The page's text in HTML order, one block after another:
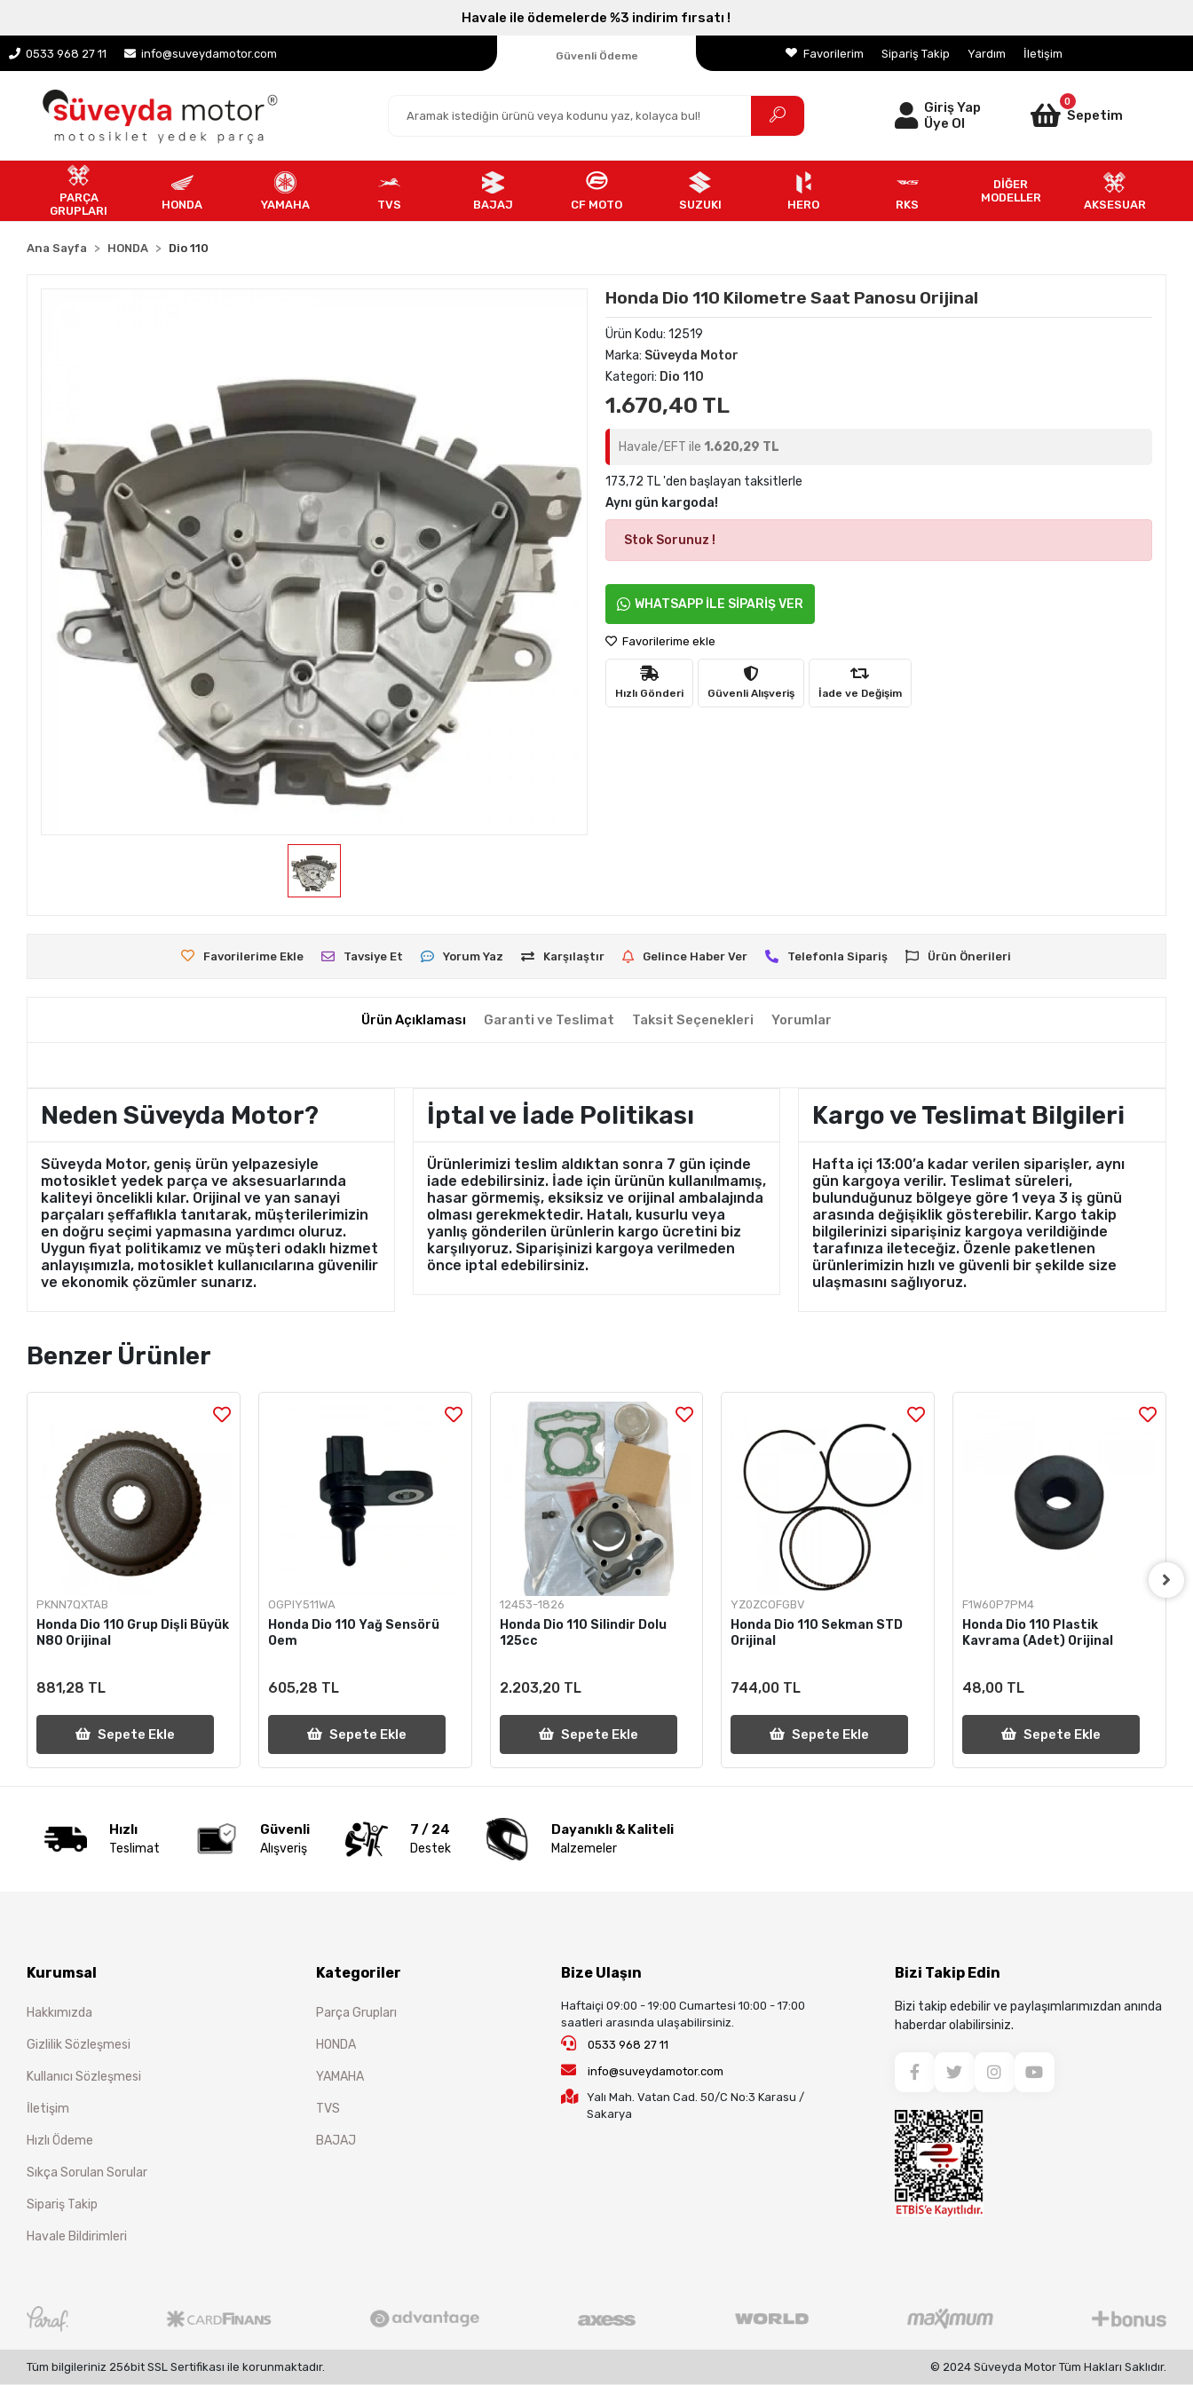
Havale ile ödemelerde %3 indirim fırsatı !
0533 968 27 11 info@suveydamotor.com
Parçanızın Online Adresi
Güvenli Ödeme
Favorilerim Sipariş Takip Yardım İletişim
Giriş Yap
Üye Ol
0
Sepetim
PARÇA
GRUPLARI
HONDA YAMAHA TVS BAJAJ CF MOTO SUZUKI HERO RKS
DİĞER
MODELLER
AKSESUAR
Ana Sayfa HONDA Dio 110
Honda Dio 110 Kilometre Saat Panosu Orijinal
Ürün Kodu: 12519
Marka: Süveyda Motor
Kategori: Dio 110
1.670,40 TL
Havale/EFT ile 1.620,29 TL
173,72 TL 'den başlayan taksitlerle
Aynı gün kargoda!
Stok Sorunuz !
WHATSAPP İLE SİPARİŞ VER
Favorilerime ekle
Hızlı Gönderi Güvenli Alışveriş İade ve Değişim
Favorilerime Ekle Tavsiye Et Yorum Yaz Karşılaştır Gelince Haber Ver Telefonla Sipariş Ürün Önerileri
Ürün Açıklaması Garanti ve Teslimat Taksit Seçenekleri Yorumlar
Neden Süveyda Motor?
Süveyda Motor, geniş ürün yelpazesiyle
motosiklet yedek parça ve aksesuarlarında
kaliteyi öncelikli kılar. Orijinal ve yan sanayi
parçaları şeffaflıkla tanıtarak, müşterilerimizin
en doğru seçimi yapmasına yardımcı oluruz.
Uygun fiyat politikamız ve müşteri odaklı hizmet
anlayışımızla, motosiklet kullanıcılarına güvenilir
ve ekonomik çözümler sunarız.
İptal ve İade Politikası
Ürünlerimizi teslim aldıktan sonra 7 gün içinde
iade edebilirsiniz. İade için ürünün kullanılmamış,
hasar görmemiş, eksiksiz ve orijinal ambalajında
olması gerekmektedir. Hatalı, kusurlu veya
yanlış gönderilen ürünlerin kargo ücretini biz
karşılıyoruz. Siparişinizi kargoya verilmeden
önce iptal edebilirsiniz.
Kargo ve Teslimat Bilgileri
Hafta içi 13:00’a kadar verilen siparişler, aynı
gün kargoya verilir. Teslimat süreleri,
bulunduğunuz bölgeye göre 1 veya 3 iş günü
arasında değişiklik gösterebilir. Kargo takip
bilgilerinizi siparişiniz kargoya verildiğinde
tarafınıza ileteceğiz. Özenle paketlenen
ürünlerimizin hızlı ve güvenli bir şekilde size
ulaşmasını sağlıyoruz.
Benzer Ürünler
PKNN7QXTAB
Honda Dio 110 Grup Dişli Büyük
N80 Orijinal
881,28 TL
Sepete Ekle
OGPIY511WA
Honda Dio 110 Yağ Sensörü
Oem
605,28 TL
Sepete Ekle
12453-1826
Honda Dio 110 Silindir Dolu
125cc
2.203,20 TL
Sepete Ekle
YZ0ZCOFGBV
Honda Dio 110 Sekman STD
Orijinal
744,00 TL
Sepete Ekle
F1W60P7PM4
Honda Dio 110 Plastik
Kavrama (Adet) Orijinal
48,00 TL
Sepete Ekle
Hızlı
Teslimat
Güvenli
Alışveriş
7 / 24
Destek
Dayanıklı & Kaliteli
Malzemeler
Kurumsal
Hakkımızda
Gizlilik Sözleşmesi
Kullanıcı Sözleşmesi
İletişim
Hızlı Ödeme
Sıkça Sorulan Sorular
Sipariş Takip
Havale Bildirimleri
Kategoriler
Parça Grupları
HONDA
YAMAHA
TVS
BAJAJ
Bize Ulaşın
Haftaiçi 09:00 - 19:00 Cumartesi 10:00 - 17:00
saatleri arasında ulaşabilirsiniz.
0533 968 27 11
info@suveydamotor.com
Yalı Mah. Vatan Cad. 50/C No:3 Karasu /
Sakarya
Bizi Takip Edin
Bizi takip edebilir ve paylaşımlarımızdan anında
haberdar olabilirsiniz.
Tüm bilgileriniz 256bit SSL Sertifikası ile korunmaktadır. © 2024 Süveyda Motor Tüm Hakları Saklıdır.